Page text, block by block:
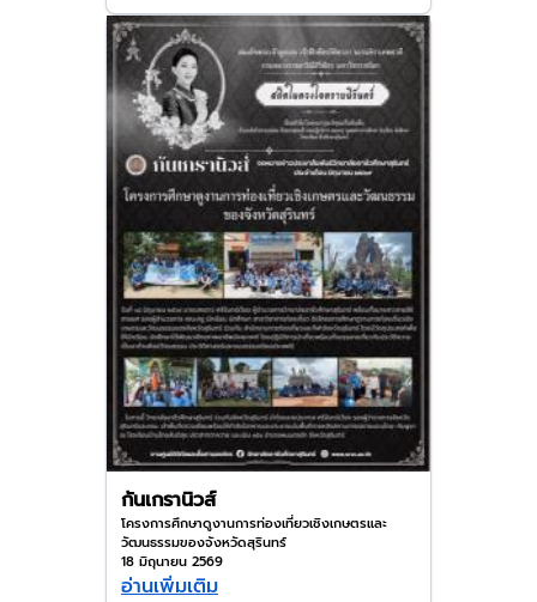
กันเกรานิวส์
โครงการศึกษาดูงานการท่องเที่ยวเชิงเกษตรและ
วัฒนธรรมของจังหวัดสุรินทร์
18 มิถุนายน 2569
อ่านเพิ่มเติม